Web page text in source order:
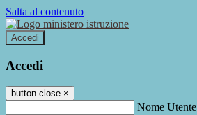
Salta al contenuto
Accedi
Accedi
button close ×
Nome Utente